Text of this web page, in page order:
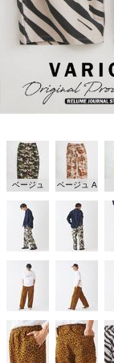
ベージュ ベージュ A